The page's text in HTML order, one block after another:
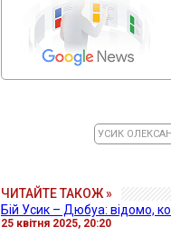
УСИК
ЧИТАЙТЕ ТАКОЖ »
Бій Усик – Дюбуа: відомо,
25 квітня 2025, 20:20